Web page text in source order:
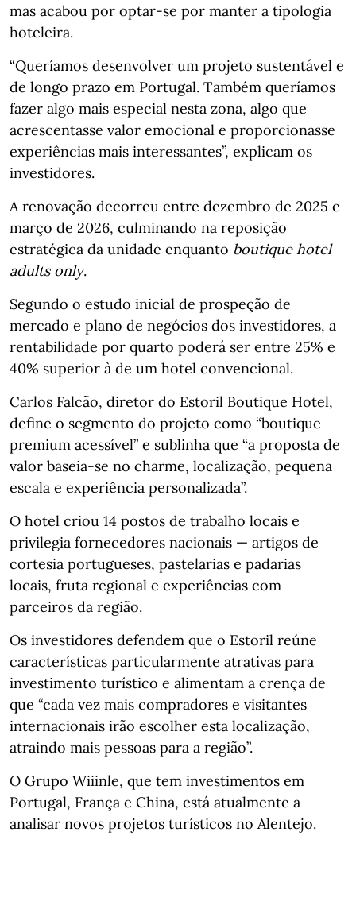
mas acabou por optar‑se por manter a tipologia
hoteleira.
“Queríamos desenvolver um projeto sustentável e
de longo prazo em Portugal. Também queríamos
fazer algo mais especial nesta zona, algo que
acrescentasse valor emocional e proporcionasse
experiências mais interessantes”, explicam os
investidores.
A renovação decorreu entre dezembro de 2025 e
março de 2026, culminando na reposição
estratégica da unidade enquanto boutique hotel
adults only.
Segundo o estudo inicial de prospeção de
mercado e plano de negócios dos investidores, a
rentabilidade por quarto poderá ser entre 25% e
40% superior à de um hotel convencional.
Carlos Falcão, diretor do Estoril Boutique Hotel,
define o segmento do projeto como “boutique
premium acessível” e sublinha que “a proposta de
valor baseia‑se no charme, localização, pequena
escala e experiência personalizada”.
O hotel criou 14 postos de trabalho locais e
privilegia fornecedores nacionais — artigos de
cortesia portugueses, pastelarias e padarias
locais, fruta regional e experiências com
parceiros da região.
Os investidores defendem que o Estoril reúne
características particularmente atrativas para
investimento turístico e alimentam a crença de
que “cada vez mais compradores e visitantes
internacionais irão escolher esta localização,
atraindo mais pessoas para a região”.
O Grupo Wiiinle, que tem investimentos em
Portugal, França e China, está atualmente a
analisar novos projetos turísticos no Alentejo.